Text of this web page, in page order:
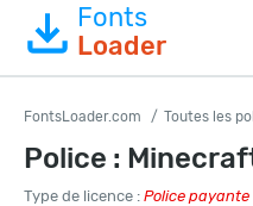
Fonts
Loader
FontsLoader.com Toutes les
Police :
Type de licence : Police payante